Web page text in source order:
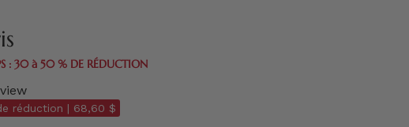
: 30 à 50 % DE RÉDUCTION
réduction | 68,60 $